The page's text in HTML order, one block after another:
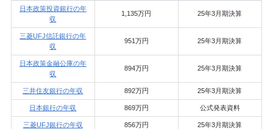
日本政策投資銀行の年
収
1,135万円 25年3月期決算
三菱UFJ信託銀行の年
収
951万円 25年3月期決算
日本政策金融公庫の年
収
894万円 25年3月期決算
三井住友銀行の年収 892万円 25年3月期決算
日本銀行の年収 869万円 公式発表資料
三菱UFJ銀行の年収 856万円 25年3月期決算